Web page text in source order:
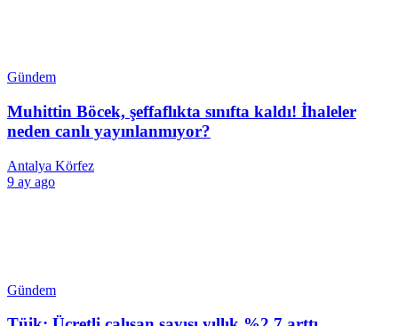
Gündem
Muhittin Böcek, şeffaflıkta sınıfta kaldı! İhaleler
neden canlı yayınlanmıyor?
Antalya Körfez
9 ay ago
Gündem